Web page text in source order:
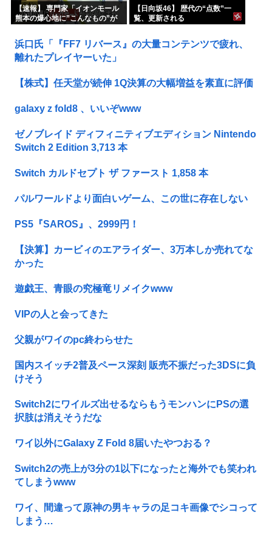
【速報】 専門家「イオンモール
熊本の爆心地に”こんなもの”が
【日向坂46】 歴代の“点数”一
覧、更新される
浜口氏「『FF7 リバース』の大量コンテンツで疲れ、
離れたプレイヤーいた」
【株式】任天堂が続伸 1Q決算の大幅増益を素直に評価
galaxy z fold8 、いいぞwww
ゼノブレイド ディフィニティブエディション Nintendo
Switch 2 Edition 3,713 本
Switch カルドセプト ザ ファースト 1,858 本
パルワールドより面白いゲーム、この世に存在しない
PS5『SAROS』、2999円！
【決算】カービィのエアライダー、3万本しか売れてな
かった
遊戯王、青眼の究極竜リメイクwww
VIPの人と会ってきた
父親がワイのpc終わらせた
国内スイッチ2普及ペース深刻 販売不振だった3DSに負
けそう
Switch2にワイルズ出せるならもうモンハンにPSの選
択肢は消えそうだな
ワイ以外にGalaxy Z Fold 8届いたやつおる？
Switch2の売上が3分の1以下になったと海外でも笑われ
てしまうwww
ワイ、間違って原神の男キャラの足コキ画像でシコって
しまう…